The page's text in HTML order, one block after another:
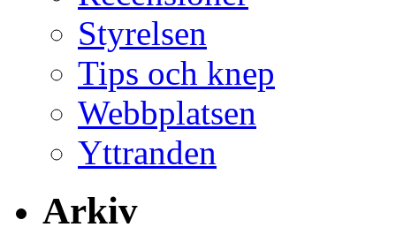
Styrelsen
Tips och knep
Webbplatsen
Yttranden
Arkiv